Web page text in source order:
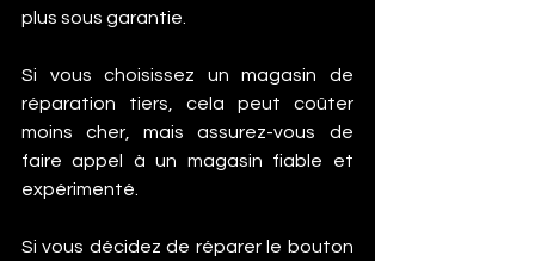
plus sous garantie.
Si vous choisissez un magasin de
réparation tiers, cela peut coûter
moins cher, mais assurez-vous de
faire appel à un magasin fiable et
expérimenté.
Si vous décidez de réparer le bouton